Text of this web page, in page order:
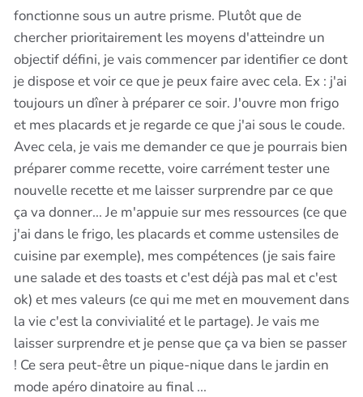
fonctionne sous un autre prisme. Plutôt que de
chercher prioritairement les moyens d'atteindre un
objectif défini, je vais commencer par identifier ce dont
je dispose et voir ce que je peux faire avec cela. Ex : j'ai
toujours un dîner à préparer ce soir. J'ouvre mon frigo
et mes placards et je regarde ce que j'ai sous le coude.
Avec cela, je vais me demander ce que je pourrais bien
préparer comme recette, voire carrément tester une
nouvelle recette et me laisser surprendre par ce que
ça va donner... Je m'appuie sur mes ressources (ce que
j'ai dans le frigo, les placards et comme ustensiles de
cuisine par exemple), mes compétences (je sais faire
une salade et des toasts et c'est déjà pas mal et c'est
ok) et mes valeurs (ce qui me met en mouvement dans
la vie c'est la convivialité et le partage). Je vais me
laisser surprendre et je pense que ça va bien se passer
! Ce sera peut-être un pique-nique dans le jardin en
mode apéro dinatoire au final ...